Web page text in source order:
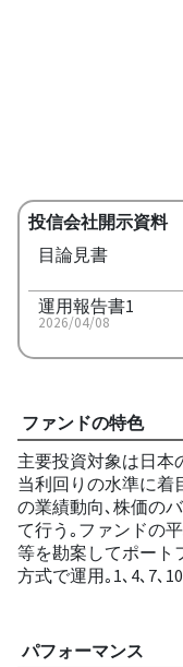
投信会社開示資料
目論見書
運用報告書1
2026/04/08
ファンドの特色
主要投資対象は日本
当利回りの水準に着
の業績動向､株価の
て行う｡ファンドの
等を勘案してポート
方式で運用｡1､4､7､
パフォーマンス